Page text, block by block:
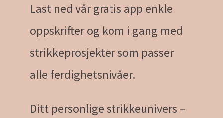
Last ned vår gratis app enkle
oppskrifter og kom i gang med
strikkeprosjekter som passer
alle ferdighetsnivåer.
Ditt personlige strikkeunivers –